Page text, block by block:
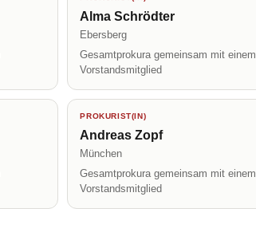
Alma Schrödter
Ebersberg
Gesamtprokura gemeinsam mit einem
Vorstandsmitglied
PROKURIST(IN)
Andreas Zopf
München
Gesamtprokura gemeinsam mit einem
Vorstandsmitglied